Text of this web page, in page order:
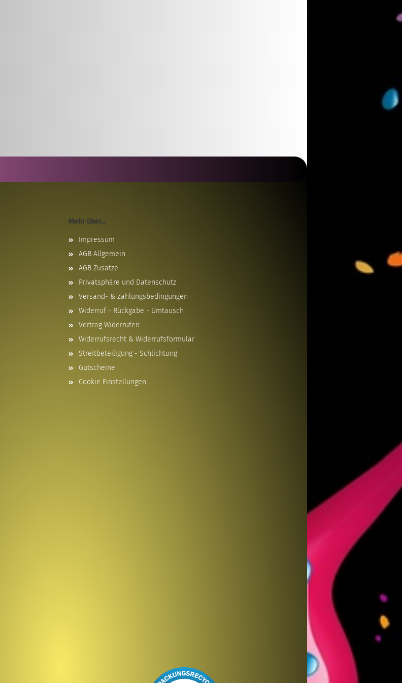
Mehr über...
Impressum
AGB Allgemein
AGB Zusätze
Privatsphäre und Datenschutz
Versand- & Zahlungsbedingungen
Widerruf - Rückgabe - Umtausch
Vertrag Widerrufen
Widerrufsrecht & Widerrufsformular
Streitbeteiligung - Schlichtung
Gutscheine
Cookie Einstellungen